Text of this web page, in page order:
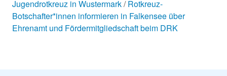
Jugendrotkreuz in Wustermark Rotkreuz-
Botschafter*innen informieren in Falkensee über
Ehrenamt und Fördermitgliedschaft beim DRK